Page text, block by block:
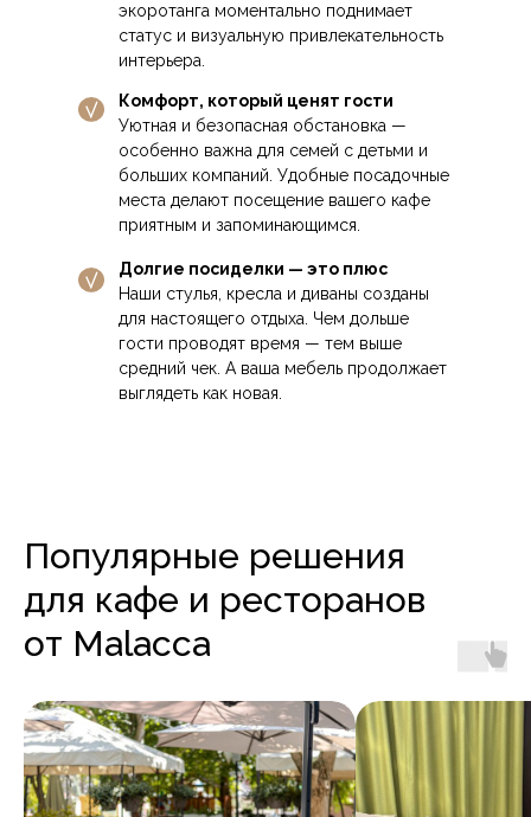
экоротанга моментально поднимает
статус и визуальную привлекательность
интерьера.
Комфорт, который ценят гости
Уютная и безопасная обстановка —
особенно важна для семей с детьми и
больших компаний. Удобные посадочные
места делают посещение вашего кафе
приятным и запоминающимся.
Долгие посиделки — это плюс
Наши стулья, кресла и диваны созданы
для настоящего отдыха. Чем дольше
гости проводят время — тем выше
средний чек. А ваша мебель продолжает
выглядеть как новая.
Популярные решения
для кафе и ресторанов
от Malacca
ТОВАРЫ ДЛЯ
ВСЕ ТОВАРЫ
top